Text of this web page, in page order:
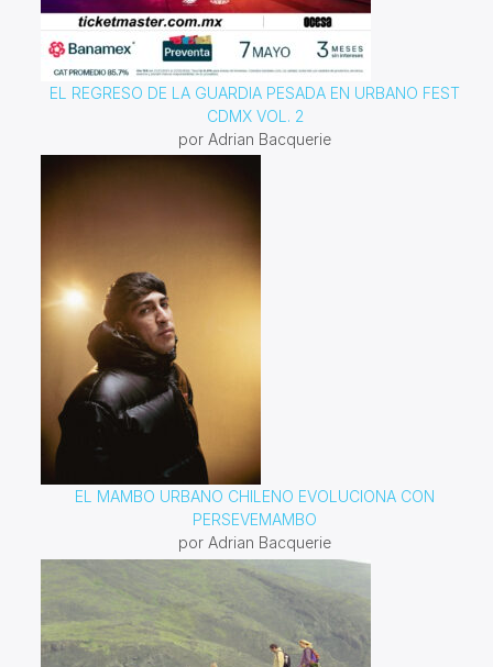
EL REGRESO DE LA GUARDIA PESADA EN URBANO FEST
CDMX VOL. 2
por Adrian Bacquerie
EL MAMBO URBANO CHILENO EVOLUCIONA CON
PERSEVEMAMBO
por Adrian Bacquerie